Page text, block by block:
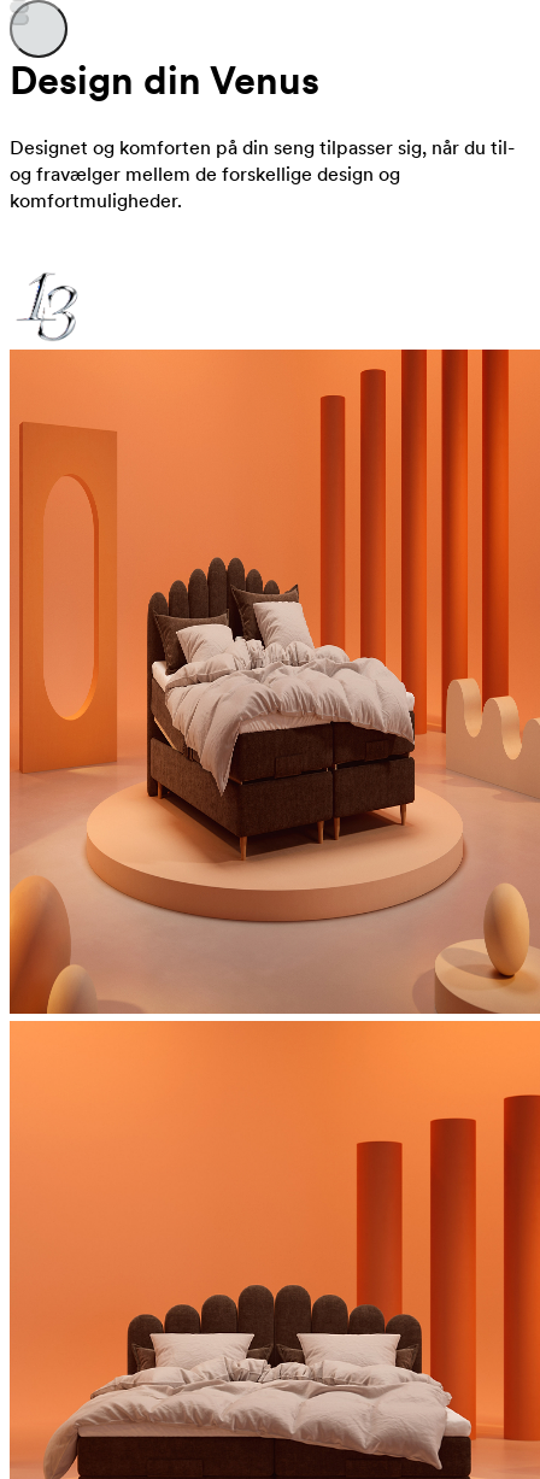
Design din Venus
Designet og komforten på din seng tilpasser sig, når du til-
og fravælger mellem de forskellige design og
komfortmuligheder.